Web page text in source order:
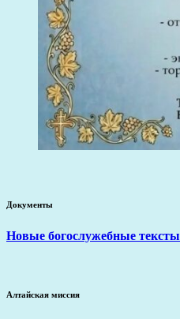
Документы
Новые богослужебные тексты
Алтайская миссия